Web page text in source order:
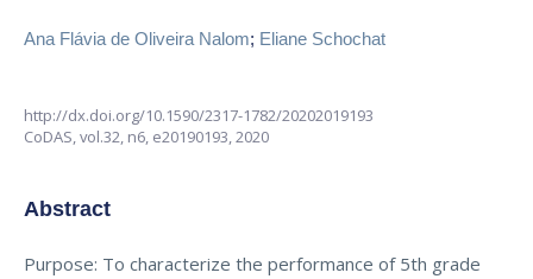
Ana Flávia de Oliveira Nalom; Eliane Schochat
http://dx.doi.org/10.1590/2317-1782/20202019193
CoDAS,vol.32, n6, e20190193, 2020
Abstract
Purpose: To characterize the performance of 5th grade